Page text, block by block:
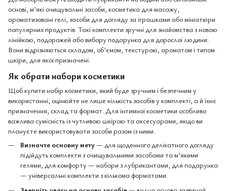
основі, м’які очищувальні засоби, косметика для масажу,
ароматизовані гелі, засоби для догляду за іграшками або мініатюри
популярних продуктів. Такі комплекти зручні для знайомства з новою
лінійкою, подорожей або вибору подарунка для дорослої людини.
Вони відрізняються складом, об’ємом, текстурою, ароматом і типом
шкіри, для якої призначені.
Як обрати набори косметики
Щоб купити набір косметики, який буде зручним і безпечним у
використанні, оцінюйте не лише кількість засобів у комплекті, а й їхнє
призначення, склад та формат. Для інтимної косметики особливо
важлива сумісність із чутливою шкірою та аксесуарами, якщо ви
плануєте використовувати засоби разом із ними.
Визначте основну мету— для щоденного делікатного догляду
підійдуть комплекти з очищувальними засобами та м’якими
гелями, для комфорту — набори з лубрикантами, для подарунка
— універсальні комплекти з кількома форматами.